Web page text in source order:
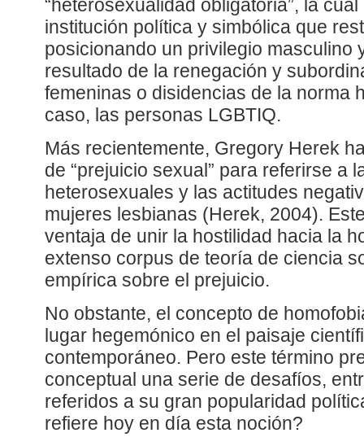
“heterosexualidad obligatoria”, la
institución política y simbólica que
posicionando un privilegio masculino
resultado de la renegación y
femeninas o disidencias de la norma
caso, las personas LGBTIQ.
Más recientemente, Gregory Herek
de “prejuicio sexual” para referirse a
heterosexuales y las actitudes
mujeres lesbianas (Herek, 2004).
ventaja de unir la hostilidad hacia la
extenso corpus de teoría de ciencia
empírica sobre el prejuicio.
No obstante, el concepto de
lugar hegemónico en el paisaje
contemporáneo. Pero este término
conceptual una serie de desafíos,
referidos a su gran popularidad
refiere hoy en día esta noción?